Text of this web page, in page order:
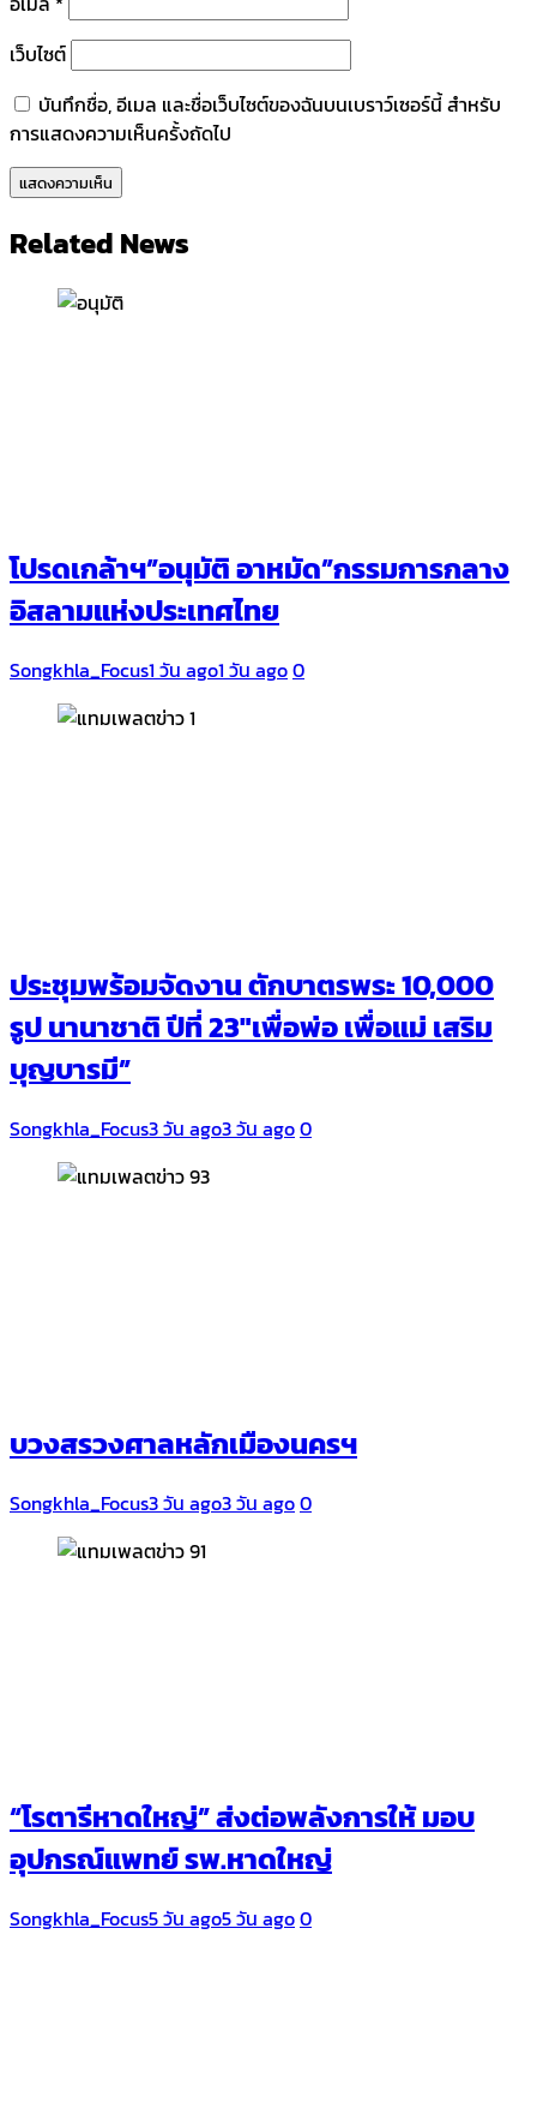
เว็บไซต์
บันทึกชื่อ, อีเมล และชื่อเว็บไซต์ของฉันบนเบราว์เซอร์นี้ สำหรับ
การแสดงความเห็นครั้งถัดไป
Related News
โปรดเกล้าฯ”อนุมัติ อาหมัด”กรรมการกลาง
อิสลามแห่งประเทศไทย
Songkhla_Focus1 วัน ago1 วัน ago0
ประชุมพร้อมจัดงาน ตักบาตรพระ 10,000
รูป นานาชาติ ปีที่ 23″เพื่อพ่อ เพื่อแม่ เสริม
บุญบารมี”
Songkhla_Focus3 วัน ago3 วัน ago0
บวงสรวงศาลหลักเมืองนครฯ
Songkhla_Focus3 วัน ago3 วัน ago0
“โรตารีหาดใหญ่” ส่งต่อพลังการให้ มอบ
อุปกรณ์แพทย์ รพ.หาดใหญ่
Songkhla_Focus5 วัน ago5 วัน ago0